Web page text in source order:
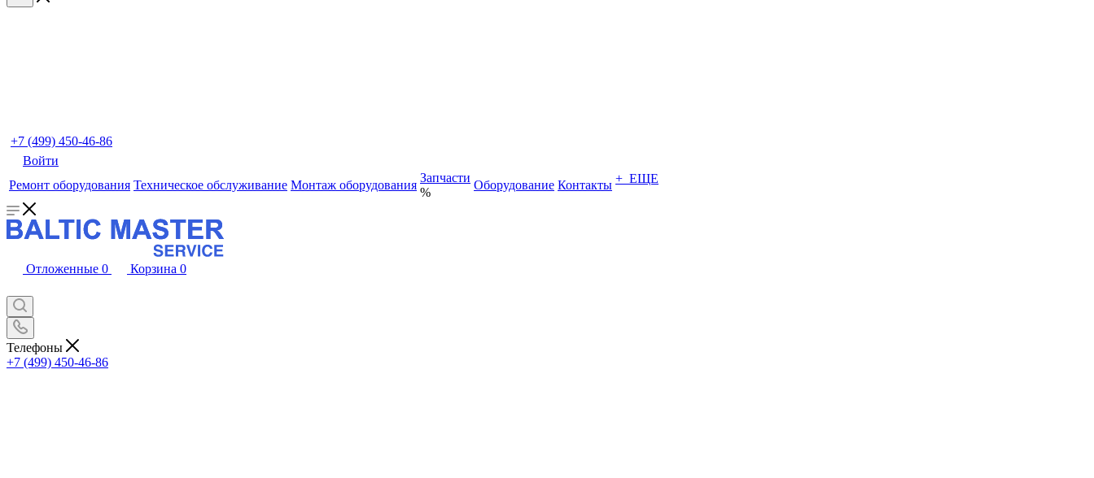
+7 (499) 450-46-86
Войти
Ремонт оборудования Техническое обслуживание Монтаж оборудования
Запчасти
%
Оборудование Контакты + ЕЩЕ
Отложенные 0 Корзина 0
Телефоны
+7 (499) 450-46-86